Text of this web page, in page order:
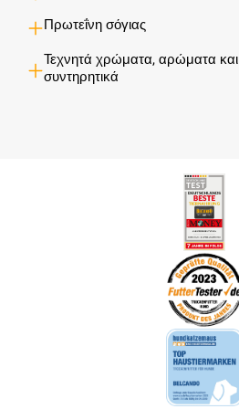
Πρωτεΐνη σόγιας
Τεχνητά χρώματα, αρώματα και
συντηρητικά